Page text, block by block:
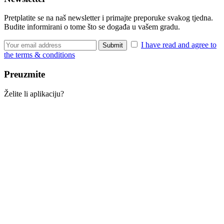
Pretplatite se na naš newsletter i primajte preporuke svakog tjedna.
Budite informirani o tome što se događa u vašem gradu.
I have read and agree to
the terms & conditions
Preuzmite
Želite li aplikaciju?